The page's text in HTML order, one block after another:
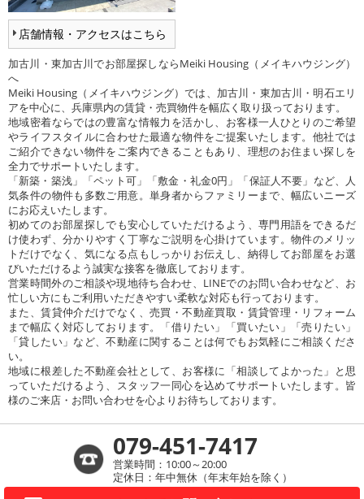
店舗情報・アクセスはこちら
加古川・東加古川でお部屋探しならMeiki Housing（メイキハウジング）
へ
Meiki Housing（メイキハウジング）では、加古川・東加古川・明石エリ
アを中心に、兵庫県内の賃貸・売買物件を幅広く取り扱っております。
地域密着ならではの豊富な情報力を活かし、お客様一人ひとりのご希望
やライフスタイルに合わせた最適な物件をご提案いたします。他社では
ご紹介できない物件をご案内できることもあり、理想のお住まい探しを
全力でサポートいたします。
「新築・築浅」「ペット可」「敷金・礼金0円」「保証人不要」など、人
気条件の物件も多数ご用意。単身者からファミリーまで、幅広いニーズ
にお応えいたします。
初めてのお部屋探しでも安心していただけるよう、専門用語をできるだ
け使わず、分かりやすく丁寧なご説明を心掛けています。物件のメリッ
トだけでなく、気になる点もしっかりお伝えし、納得してお部屋をお選
びいただけるよう誠実な接客を徹底しております。
営業時間外のご相談や現地待ち合わせ、LINEでのお問い合わせなど、お
忙しい方にもご利用いただきやすい柔軟な対応も行っております。
また、賃貸仲介だけでなく、売買・不動産買取・賃貸管理・リフォーム
まで幅広く対応しております。「借りたい」「買いたい」「売りたい」
「貸したい」など、不動産に関することは何でもお気軽にご相談くださ
い。
地域に根差した不動産会社として、お客様に「相談してよかった」と思
っていただけるよう、スタッフ一同心を込めてサポートいたします。皆
様のご来店・お問い合わせを心よりお待ちしております。
079-451-7417
営業時間：10:00～20:00
定休日：年中無休（年末年始を除く）